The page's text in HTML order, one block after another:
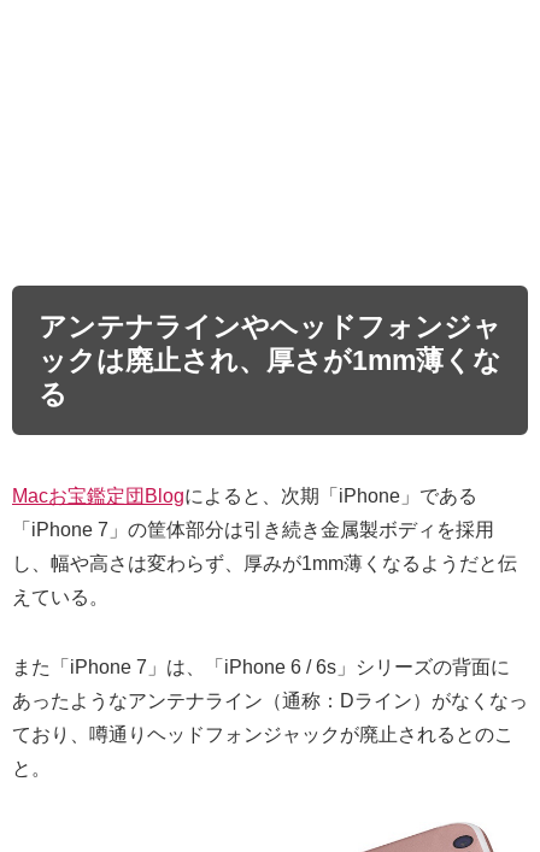
アンテナラインやヘッドフォンジャ
ックは廃止され、厚さが1mm薄くな
る
Macお宝鑑定団Blogによると、次期「iPhone」である
「iPhone 7」の筐体部分は引き続き金属製ボディを採用
し、幅や高さは変わらず、厚みが1mm薄くなるようだと伝
えている。
また「iPhone 7」は、「iPhone 6 / 6s」シリーズの背面に
あったようなアンテナライン（通称：Dライン）がなくなっ
ており、噂通りヘッドフォンジャックが廃止されるとのこ
と。